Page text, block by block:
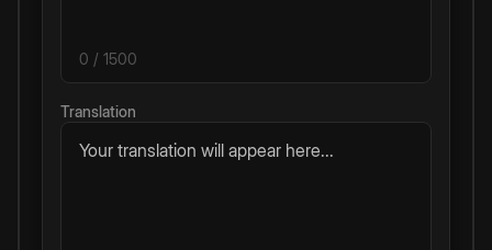
0 / 1500
Translation
Your translation will appear here...